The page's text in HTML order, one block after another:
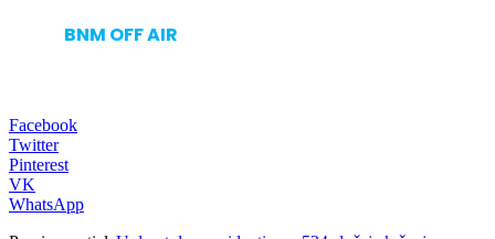
BNM OFF AIR
Facebook
Twitter
Pinterest
VK
WhatsApp